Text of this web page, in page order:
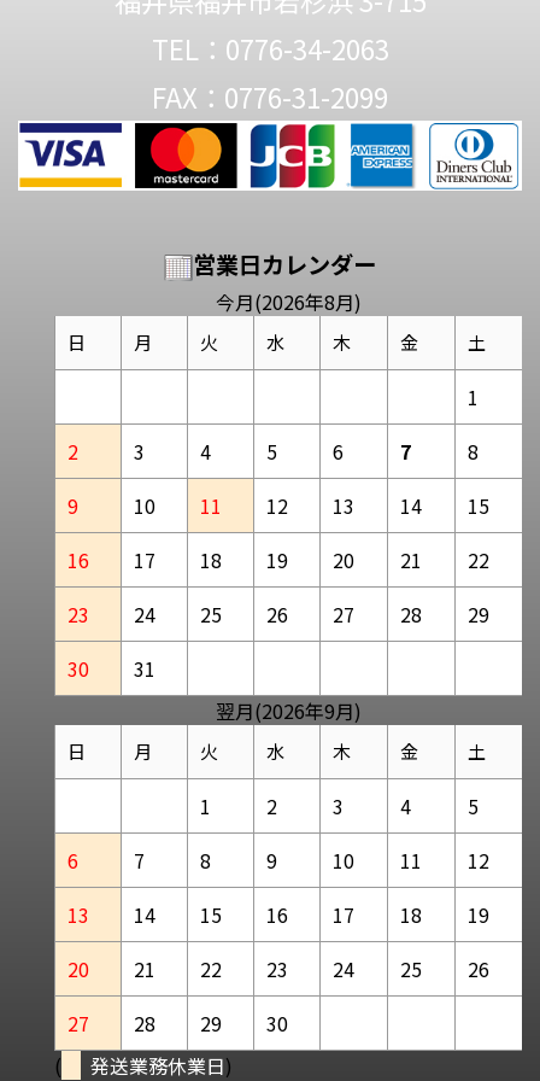
TEL：0776-34-2063
FAX：0776-31-2099
営業日カレンダー
今月(2026年8月)
日 月 火 水 木 金 土
1
2
3 4 5 6 7
8
9
10 11 12 13 14
15
16
17 18 19 20 21
22
23
24 25 26 27 28
29
30
31
翌月(2026年9月)
日 月 火 水 木 金 土
1 2 3 4
5
6
7 8 9 10 11
12
13
14 15 16 17 18
19
20
21 22 23 24 25
26
27
28 29
30
(
発送業務休業日)